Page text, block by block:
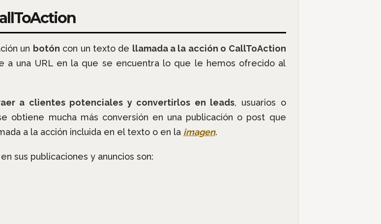
un botón con un texto de llamada a la acción o CallToAction
una URL en la que se encuentra lo que le hemos ofrecido al
a clientes potenciales y convertirlos en leads, usuarios o
obtiene mucha más conversión en una publicación o post que
a la acción incluida en el texto o en la imagen.
sus publicaciones y anuncios son: